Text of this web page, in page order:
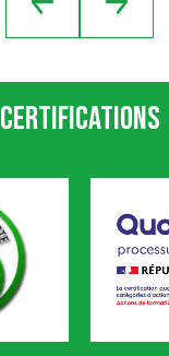
Certifications
Qualiopi